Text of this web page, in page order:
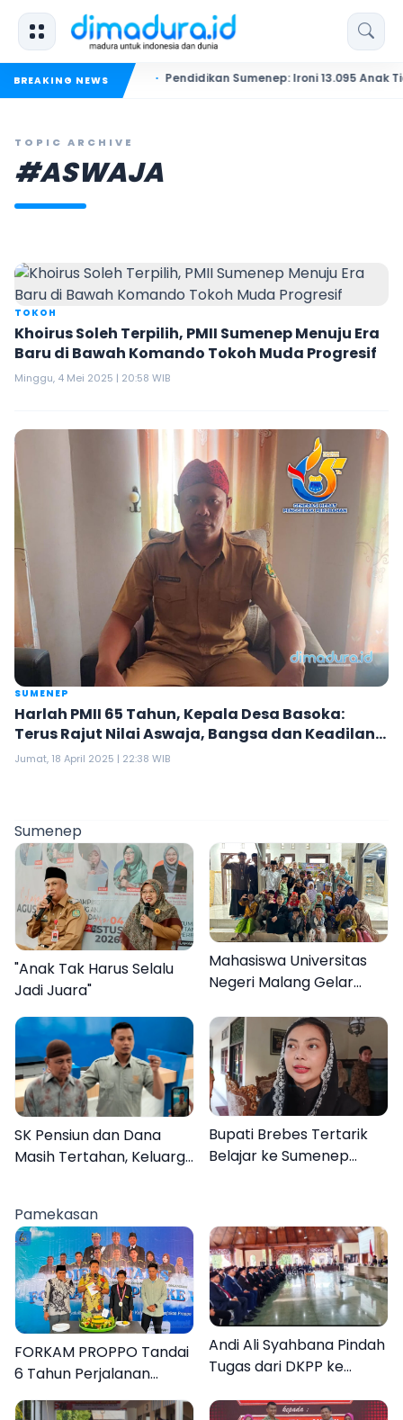
BREAKING NEWS
Kelas Pendidikan Sumenep: Ironi 13.095 Anak Tidak
TOPIC ARCHIVE
#ASWAJA
TOKOH
Khoirus Soleh Terpilih, PMII Sumenep Menuju Era
Baru di Bawah Komando Tokoh Muda Progresif
Minggu, 4 Mei 2025 | 20:58 WIB
SUMENEP
Harlah PMII 65 Tahun, Kepala Desa Basoka:
Terus Rajut Nilai Aswaja, Bangsa dan Keadilan
Sosial
Jumat, 18 April 2025 | 22:38 WIB
Sumenep
"Anak Tak Harus Selalu
Jadi Juara"
Mahasiswa Universitas
Negeri Malang Gelar
Desa Dapenda
SK Pensiun dan Dana
Masih Tertahan, Keluarga
Bupati Brebes Tertarik
Belajar ke Sumenep
Pamekasan
FORKAM PROPPO Tandai
6 Tahun Perjalanan
dengan Peluncuran Mars,
Andi Ali Syahbana Pindah
Tugas dari DKPP ke